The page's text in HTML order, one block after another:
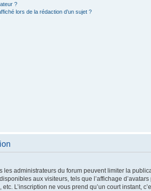
?
lors de la rédaction d’un sujet ?
les administrateurs du forum peuvent limiter la
aux visiteurs, tels que l’affichage
L’inscription ne vous prend qu’un court instant,